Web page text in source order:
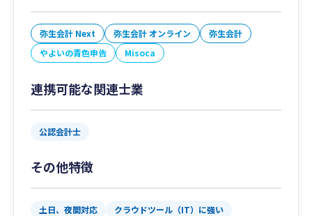
弥生会計 Next 弥生会計 オンライン
弥生会計
やよいの青色申告
Misoca
連携可能な関連士業
公認会計士
その他特徴
土日、夜間対応 クラウドツール（IT）に強い